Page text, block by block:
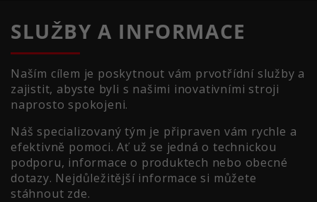
SLUŽBY A INFORMACE
Naším cílem je poskytnout vám prvotřídní služby a
zajistit, abyste byli s našimi inovativními stroji
naprosto spokojeni.
Náš specializovaný tým je připraven vám rychle a
efektivně pomoci. Ať už se jedná o technickou
podporu, informace o produktech nebo obecné
dotazy. Nejdůležitější informace si můžete
stáhnout zde.